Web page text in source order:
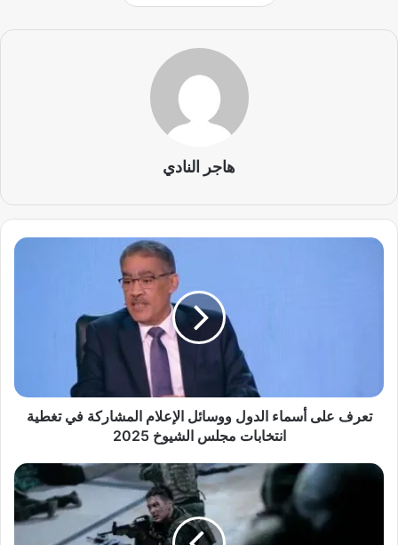
هاجر النادي
ت
س
ا
تعرف على أسماء الدول ووسائل الإعلام المشاركة في تغطية
انتخابات مجلس الشيوخ 2025
ه